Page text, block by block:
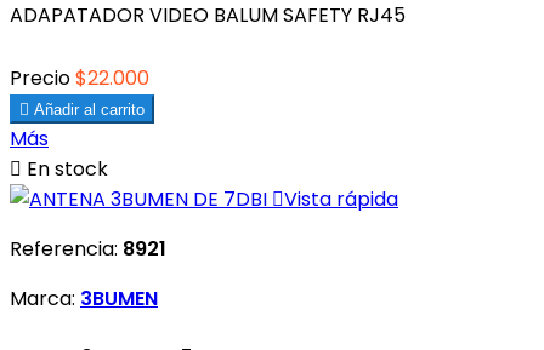
ADAPATADOR VIDEO BALUM SAFETY RJ45
Precio$22.000
 Añadir al carrito
Más
 En stock
Vista rápida
Referencia: 8921
Marca: 3BUMEN